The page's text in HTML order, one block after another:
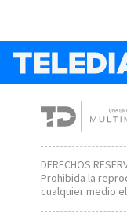
DERECHOS
Prohibida la
cualquier medio